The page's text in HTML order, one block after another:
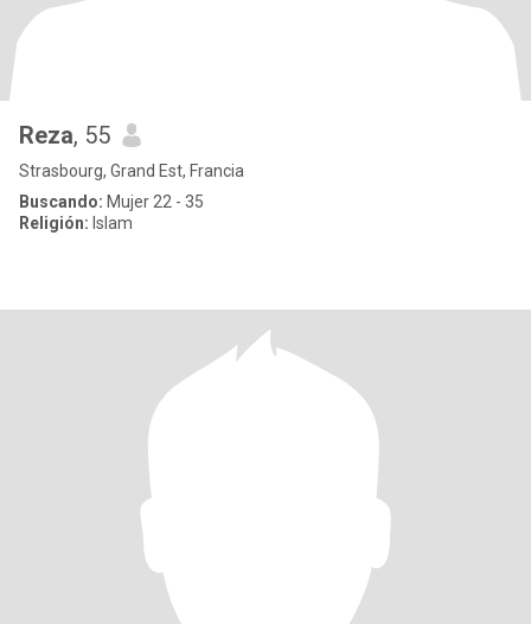
Reza, 55
Strasbourg, Grand Est, Francia
Buscando: Mujer 22 - 35
Religión: Islam